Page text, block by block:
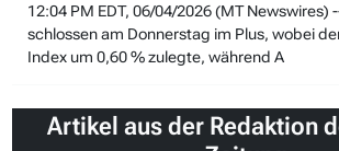
Artikel aus der Redaktion
12:04 PM EDT, 06/04/2026 (MT Newswires)
schlossen am Donnerstag im Plus, wobei
Index um 0,60 % zulegte, während A